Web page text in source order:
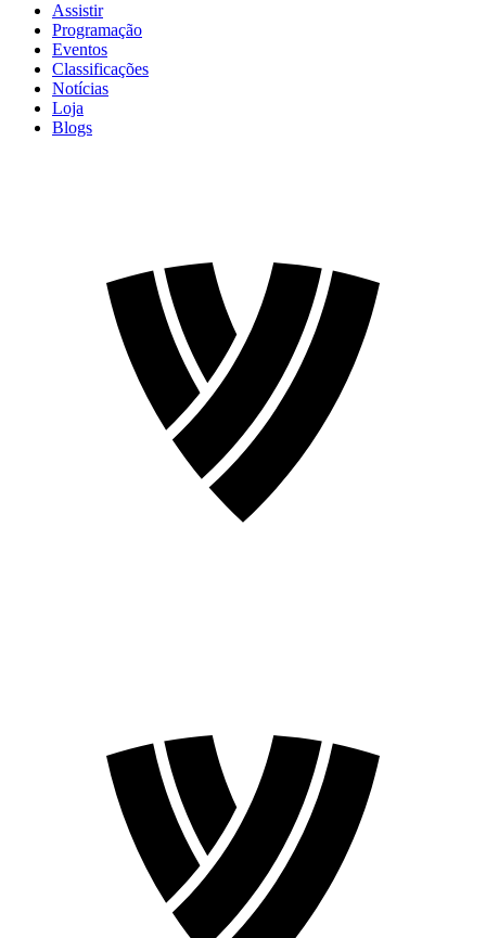
Assistir
Programação
Eventos
Classificações
Notícias
Loja
Blogs